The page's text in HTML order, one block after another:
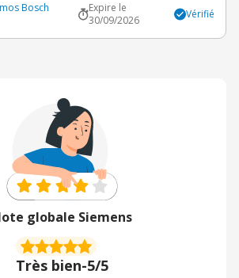
Bosch
Expire le
30/09/2026
Vérifié
globale Siemens
Très bien-5/5